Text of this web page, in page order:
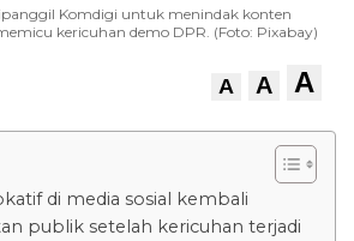
Komdigi untuk menindak konten
kericuhan demo DPR. (Foto: Pixabay)
A A A
di media sosial kembali
publik setelah kericuhan terjadi